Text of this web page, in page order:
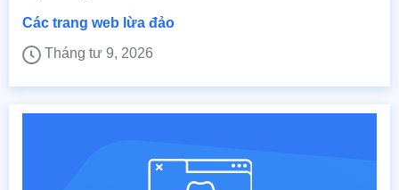
Các trang web lừa đảo
Tháng tư 9, 2026